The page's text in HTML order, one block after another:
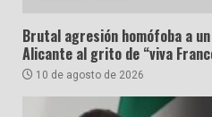
Brutal agresión homófoba a
Alicante al grito de “viva
10 de agosto de 2026